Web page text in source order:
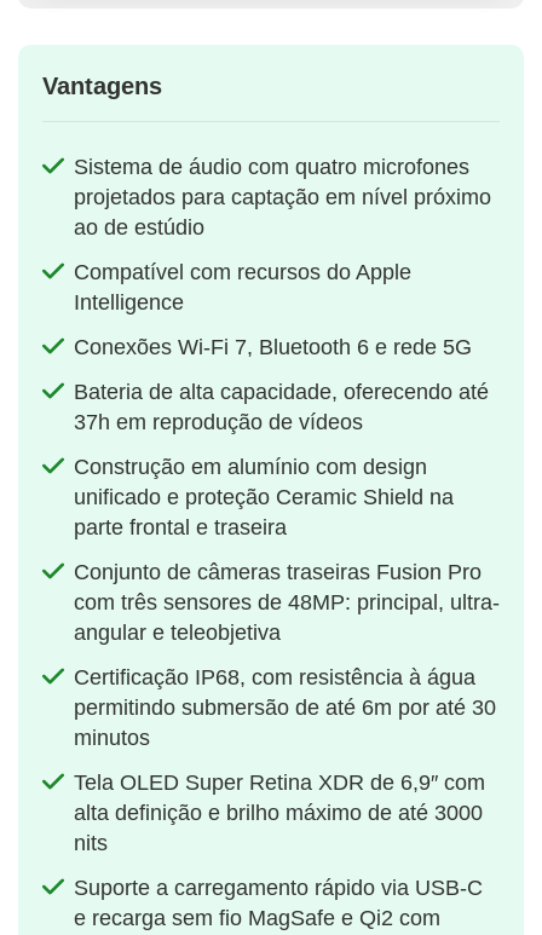
Vantagens
Sistema de áudio com quatro microfones
projetados para captação em nível próximo
ao de estúdio
Compatível com recursos do Apple
Intelligence
Conexões Wi-Fi 7, Bluetooth 6 e rede 5G
Bateria de alta capacidade, oferecendo até
37h em reprodução de vídeos
Construção em alumínio com design
unificado e proteção Ceramic Shield na
parte frontal e traseira
Conjunto de câmeras traseiras Fusion Pro
com três sensores de 48MP: principal, ultra-
angular e teleobjetiva
Certificação IP68, com resistência à água
permitindo submersão de até 6m por até 30
minutos
Tela OLED Super Retina XDR de 6,9″ com
alta definição e brilho máximo de até 3000
nits
Suporte a carregamento rápido via USB-C
e recarga sem fio MagSafe e Qi2 com